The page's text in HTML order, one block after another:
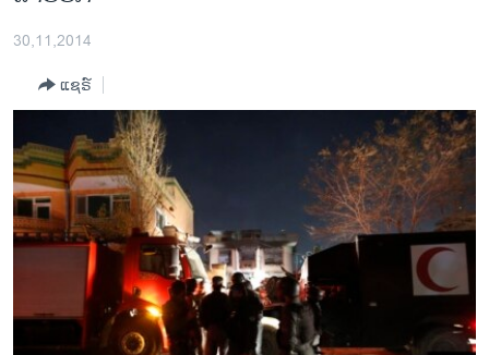
ຫາ
ຂ່າວ​ຈີນ
ໂລກ
ເອເຊຍ
ອິດສະຫຼະພາບດ້ານການຂ່າວ
ຊີວິດຊາວລາວ
ຊຸມຊົນຊາວລາວ
ວິທະຍາສາດ-ເທັກໂນໂລຈີ
30,11,2014
ແຊຣ໌